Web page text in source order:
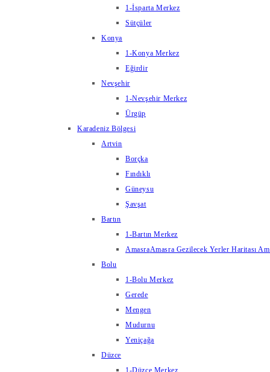
1-İsparta Merkez
Sütçüler
Konya
1-Konya Merkez
Eğirdir
Nevşehir
1-Nevşehir Merkez
Ürgüp
Karadeniz Bölgesi
Artvin
Borçka
Fındıklı
Güneysu
Şavşat
Bartın
1-Bartın Merkez
AmasraAmasra Gezilecek Yerler Haritası
Bolu
1-Bolu Merkez
Gerede
Mengen
Mudurnu
Yeniçağa
Düzce
1-Düzce Merkez